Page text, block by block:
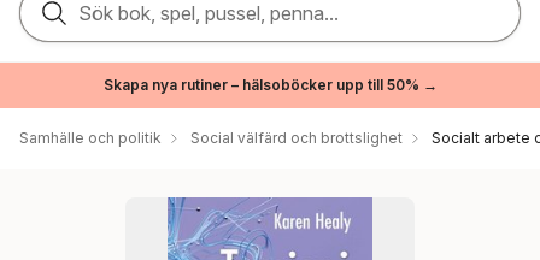
Sök bok, spel, pussel, penna...
Skapa nya rutiner – hälsoböcker upp till 50% →
Samhälle och politik Social välfärd och brottslighet Socialt arbete